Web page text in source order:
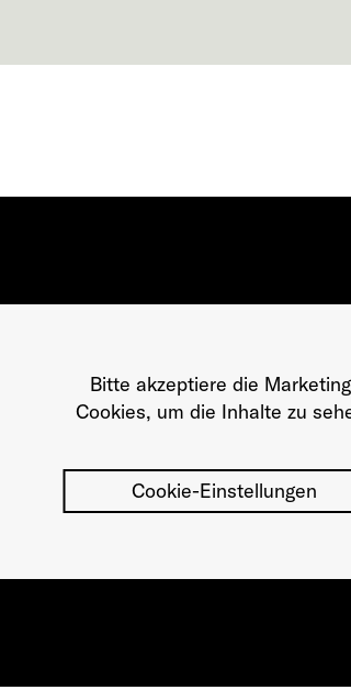
Bitte akzeptiere die
Cookies, um die Inhalte zu
Cookie-Einstellungen